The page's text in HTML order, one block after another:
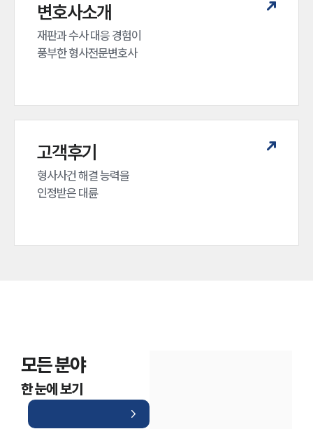
변호사소개
재판과 수사 대응 경험이
풍부한 형사전문변호사
고객후기
형사사건 해결 능력을
인정받은 대륜
모든 분야
한 눈에 보기